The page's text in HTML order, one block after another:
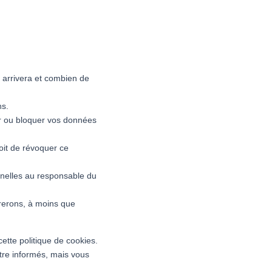
et combien de
ou bloquer vos données
de révoquer ce
au responsable du
à moins que
politique de cookies.
informés, mais vous